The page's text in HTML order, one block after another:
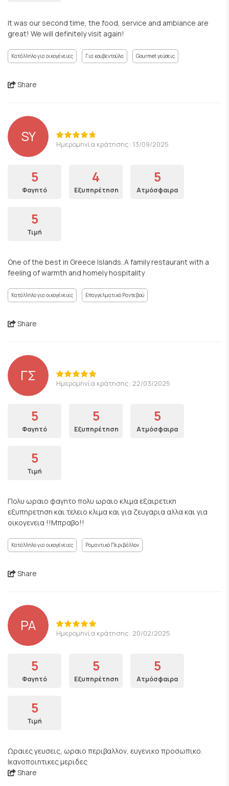
It was our second time, the food, service and ambiance are
great! We will definitely visit again!
Κατάλληλο για οικογένειες Για κουβεντούλα Gourmet γεύσεις
Share
SY Ημερομηνία κράτησης: 13/09/2025
5
Φαγητό
4
Εξυπηρέτηση
5
Ατμόσφαιρα
5
Τιμή
One of the best in Greece Islands..A family restaurant with a
feeling of warmth and homely hospitality
Κατάλληλο για οικογένειες Επαγγελματικό Ραντεβού
Share
ΓΣ Ημερομηνία κράτησης: 22/03/2025
5
Φαγητό
5
Εξυπηρέτηση
5
Ατμόσφαιρα
5
Τιμή
Πολυ ωραιο φαγητο πολυ ωραιο κλιμα εξαιρετικη
εξυπηρετηση και τελειο κλιμα και για ζευγαρια αλλα και για
οικογενεια !!Μπραβο!!
Κατάλληλο για οικογένειες Ρομαντικό Περιβάλλον
Share
PA Ημερομηνία κράτησης: 20/02/2025
5
Φαγητό
5
Εξυπηρέτηση
5
Ατμόσφαιρα
5
Τιμή
Ωραιες γευσεις, ωραιο περιβαλλον, ευγενικο προσωπικο.
Ικανοποιητικες μεριδες
Share